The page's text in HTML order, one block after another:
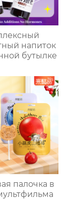
напиток
бутылке
палочка в